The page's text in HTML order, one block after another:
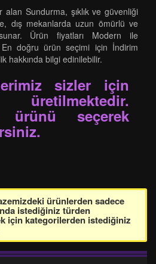
alan Sundurma, şıklık ve güvenliği
dış mekanlarda uzun ömürlü ve
Ürün fiyatları Modern ile
doğru ürün seçimi için İndirim
hakkında bilgi edinilebilir.
sizler için
ürünü seçerek
ürünlerden sadece
istediğiniz türden
için kategorilerden istediğiniz